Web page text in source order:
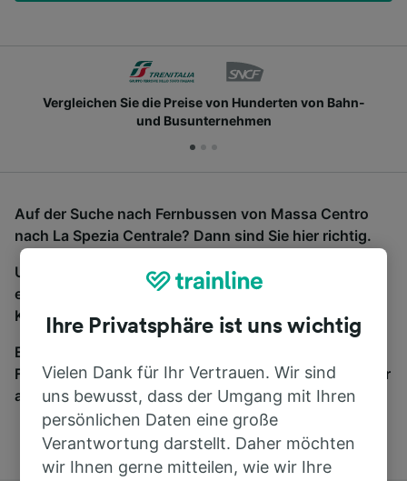
Vergleichen Sie die Preise von Hunderten von Bahn-
und Busunternehmen
Auf der Suche nach Fernbussen von Massa Centro
nach La Spezia Centrale? Dann sind Sie hier richtig.
Um Bustickets zu finden, starten Sie einfach oben
eine Suche und wir vergleichen Fahrtzeiten und
Kosten für Bahn- und Busreisen miteinander.
Egal, wohin die Reise geht – starten Sie mit uns.
Finden Sie hier Fahrkarten für Verbindungen von mehr
als 170 Bahn- und Busunternehmen.
Ihre Privatsphäre ist uns wichtig
Vielen Dank für Ihr Vertrauen. Wir sind
uns bewusst, dass der Umgang mit Ihren
persönlichen Daten eine große
Verantwortung darstellt. Daher möchten
wir Ihnen gerne mitteilen, wie wir Ihre